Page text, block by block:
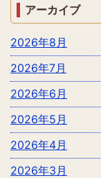
アーカイブ
2026年8月
2026年7月
2026年6月
2026年5月
2026年4月
2026年3月